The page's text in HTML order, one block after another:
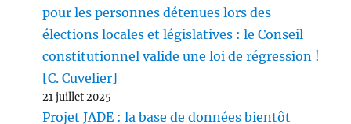
pour les personnes détenues lors des
élections locales et législatives : le Conseil
constitutionnel valide une loi de régression !
[C. Cuvelier]
21 juillet 2025
Projet JADE : la base de données bientôt